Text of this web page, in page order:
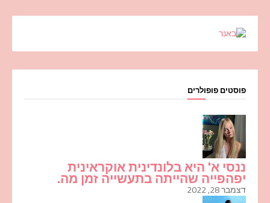
פוסטים פופולרים
ננסי א' היא בלונדינית אוקראינית
יפהפייה שהייתה בתעשייה זמן מה.
דצמבר 28, 2022